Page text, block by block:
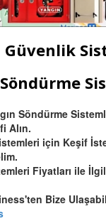
Güvenlik
Söndürme
Alın.
için Keşif
Fiyatları ile
Bize